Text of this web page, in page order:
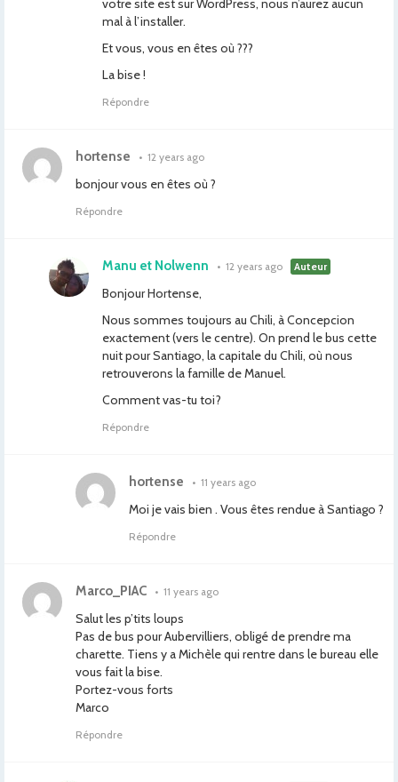
votre site est sur WordPress, nous n’aurez aucun
mal à l’installer.
Et vous, vous en êtes où ???
La bise !
Répondre
hortense • 12 years ago
bonjour vous en êtes où ?
Répondre
Manu et Nolwenn • 12 years ago Auteur
Bonjour Hortense,
Nous sommes toujours au Chili, à Concepcion
exactement (vers le centre). On prend le bus cette
nuit pour Santiago, la capitale du Chili, où nous
retrouverons la famille de Manuel.
Comment vas-tu toi?
Répondre
hortense • 11 years ago
Moi je vais bien . Vous êtes rendue à Santiago ?
Répondre
Marco_PIAC • 11 years ago
Salut les p’tits loups
Pas de bus pour Aubervilliers, obligé de prendre ma
charette. Tiens y a Michèle qui rentre dans le bureau elle
vous fait la bise.
Portez-vous forts
Marco
Répondre